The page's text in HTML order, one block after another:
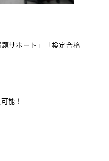
サポート」「検定合格」
能！